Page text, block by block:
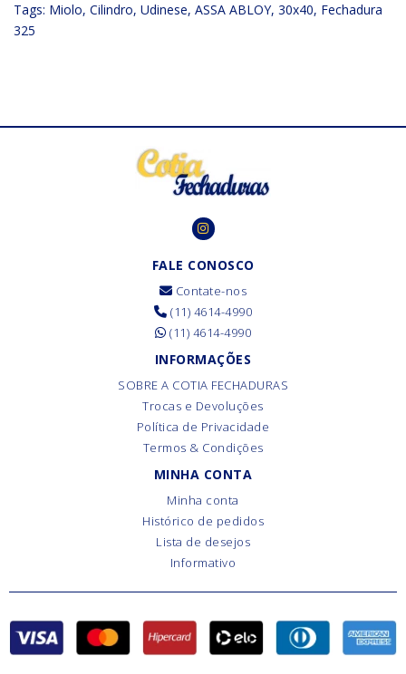
Tags: Miolo, Cilindro, Udinese, ASSA ABLOY, 30x40, Fechadura
325
FALE CONOSCO
Contate-nos
(11) 4614-4990
(11) 4614-4990
INFORMAÇÕES
SOBRE A COTIA FECHADURAS
Trocas e Devoluções
Política de Privacidade
Termos & Condições
MINHA CONTA
Minha conta
Histórico de pedidos
Lista de desejos
Informativo